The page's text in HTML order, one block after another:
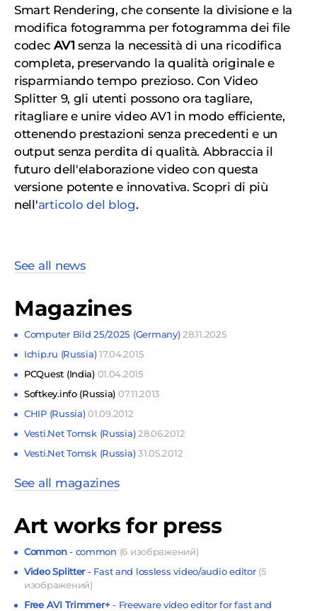
Smart Rendering, che consente la divisione e la
modifica fotogramma per fotogramma dei file
codecAV1senza la necessità di una ricodifica
completa, preservando la qualità originale e
risparmiando tempo prezioso. Con Video
Splitter 9, gli utenti possono ora tagliare,
ritagliare e unire video AV1 in modo efficiente,
ottenendo prestazioni senza precedenti e un
output senza perdita di qualità. Abbraccia il
futuro dell'elaborazione video con questa
versione potente e innovativa. Scopri di più
nell'articolo del blog.
See all news
Magazines
Computer Bild 25/2025 (Germany)28.11.2025
Ichip.ru (Russia)17.04.2015
PCQuest (India) 01.04.2015
Softkey.info (Russia) 07.11.2013
CHIP (Russia)01.09.2012
Vesti.Net Tomsk (Russia)28.06.2012
Vesti.Net Tomsk (Russia)31.05.2012
See all magazines
Art works for press
Common- common (6 изображений)
Video Splitter- Fast and lossless video/audio editor (5
изображений)
Free AVI Trimmer+- Freeware video editor for fast and